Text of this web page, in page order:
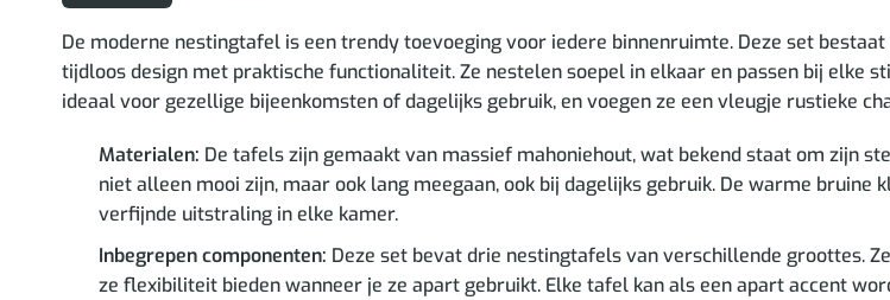
De moderne nestingtafel is een trendy toevoeging voor iedere binnenruimte. Deze set
tijdloos design met praktische functionaliteit. Ze nestelen soepel in elkaar en passen bij elke
ideaal voor gezellige bijeenkomsten of dagelijks gebruik, en voegen ze een vleugje rustieke
Materialen: De tafels zijn gemaakt van massief mahoniehout, wat bekend staat om zijn
niet alleen mooi zijn, maar ook lang meegaan, ook bij dagelijks gebruik. De warme
verfijnde uitstraling in elke kamer.
Inbegrepen componenten: Deze set bevat drie nestingtafels van verschillende groottes.
ze flexibiliteit bieden wanneer je ze apart gebruikt. Elke tafel kan als een apart accent